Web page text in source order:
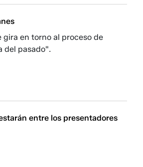
gira en torno al proceso de
del pasado".
entre los presentadores